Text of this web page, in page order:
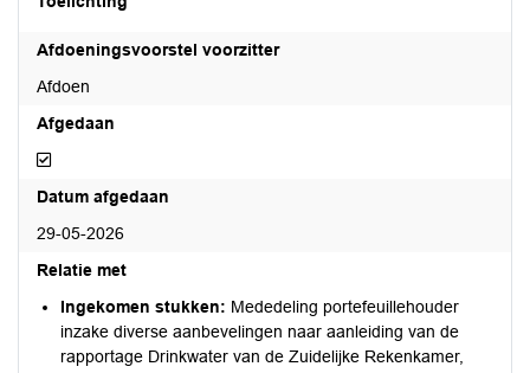
Afdoeningsvoorstel voorzitter
Afdoen
Afgedaan
Afgedaan
Datum afgedaan
29-05-2026
Relatie met
Ingekomen stukken: Mededeling portefeuillehouder
inzake diverse aanbevelingen naar aanleiding van de
rapportage Drinkwater van de Zuidelijke Rekenkamer,